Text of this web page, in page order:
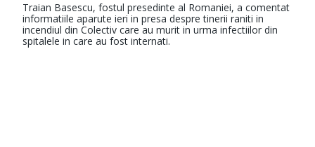
Traian Basescu, fostul presedinte al Romaniei, a comentat
informatiile aparute ieri in presa despre tinerii raniti in
incendiul din Colectiv care au murit in urma infectiilor din
spitalele in care au fost internati.